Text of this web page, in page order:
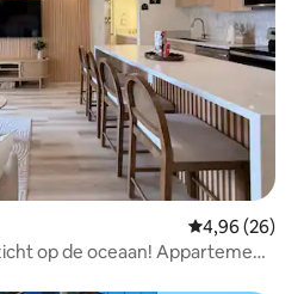
Gemiddelde
4,96 (26)
op de oceaan! Appartement